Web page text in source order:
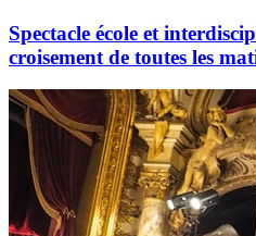
Spectacle école et
croisement de toutes les